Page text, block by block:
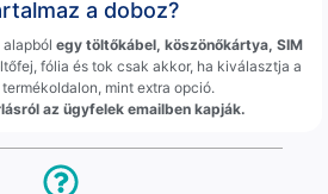
a doboz?
egy töltőkábel, köszönőkártya, SIM
fólia és tok csak akkor, ha kiválasztja a
mint extra opció.
az ügyfelek emailben kapják.